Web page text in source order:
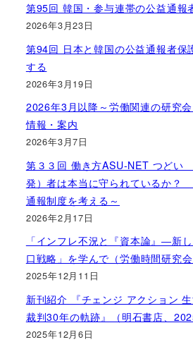
第95回 韓国・参与連帯の公益通報
2026年3月23日
第94回 日本と韓国の公益通報者保
する
2026年3月19日
2026年3月以降～労働関連の研究
情報・案内
2026年3月7日
第３３回 働き方ASU-NET つどい
発）者は本当に守られているか？
通報制度を考える～
2026年2月17日
「インフレ不況と『資本論』―新
口戦略」を学んで（労働時間研究会
2025年12月11日
新刊紹介 『チェンジ アクション
裁判30年の軌跡』（明石書店、
2025年12月6日